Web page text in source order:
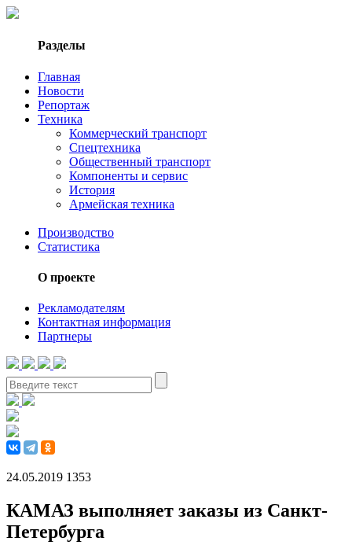
Разделы
Главная
Новости
Репортаж
Техника
Коммерческий транспорт
Спецтехника
Общественный транспорт
Компоненты и сервис
История
Армейская техника
Производство
Статистика
О проекте
Рекламодателям
Контактная информация
Партнеры
24.05.2019 1353
КАМАЗ выполняет заказы из Санкт-
Петербурга